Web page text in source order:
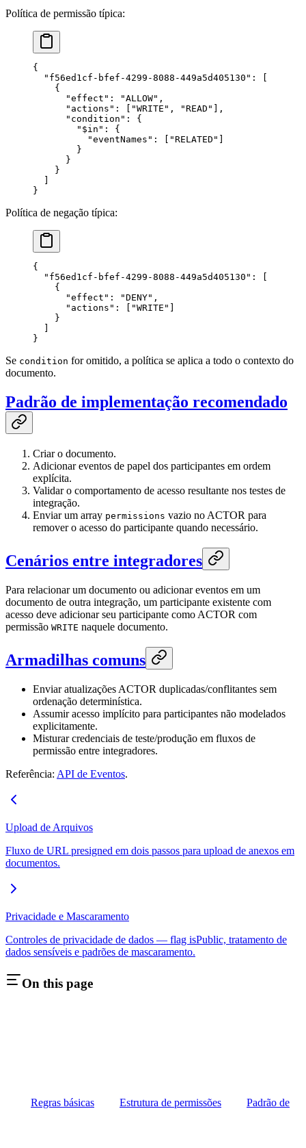
Política de permissão típica:
{
  "f56ed1cf-bfef-4299-8088-449a5d405130"
: [
    {
      "effect"
: "ALLOW" ,
      "actions"
: [ "WRITE" , "READ"
],
      "condition"
: {
        "$in"
: {
          "eventNames"
: [ "RELATED"
        }
      }
    }
}
Política de negação típica:
{
  "f56ed1cf-bfef-4299-8088-449a5d405130"
: [
    {
      "effect"
: "DENY" ,
      "actions"
: [ "WRITE"
    }
}
Se condition for omitido, a política se aplica a todo o contexto do
documento.
Padrão de implementação recomendado
Criar o documento.
Adicionar eventos de papel dos participantes em ordem
explícita.
Validar o comportamento de acesso resultante nos testes de
integração.
Enviar um array permissions vazio no ACTOR para
remover o acesso do participante quando necessário.
Cenários entre integradores
Para relacionar um documento ou adicionar eventos em um
documento de outra integração, um participante existente com
acesso deve adicionar seu participante como ACTOR com
permissão WRITE naquele documento.
Armadilhas comuns
Enviar atualizações ACTOR duplicadas/conflitantes sem
ordenação determinística.
Assumir acesso implícito para participantes não modelados
explicitamente.
Misturar credenciais de teste/produção em fluxos de
permissão entre integradores.
Referência: API de Eventos.
Upload de Arquivos
Fluxo de URL presigned em dois passos para upload de anexos em
documentos.
Privacidade e Mascaramento
Controles de privacidade de dados — flag isPublic, tratamento de
dados sensíveis e padrões de mascaramento.
On this page
Regras básicas Estrutura de permissões Padrão de